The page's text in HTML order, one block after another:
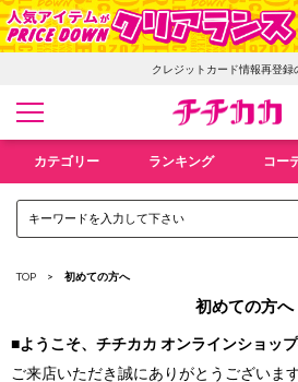
クレジットカード情報再登録
カテゴリー ランキング コー
TOP 初めての方へ
初めての方へ
■ようこそ、チチカカ オンラインショッ
ご来店いただき誠にありがとうございま